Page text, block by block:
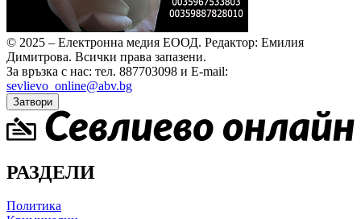
© 2025 – Електронна медия ЕООД. Редактор: Емилия
Димитрова. Всички права запазени.
За връзка с нас: тел. 887703098 и E-mail:
sevlievo_online@abv.bg
Затвори
РАЗДЕЛИ
Политика